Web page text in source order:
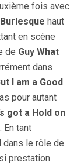
fois avec
Burlesque haut
en scène
de Guy What
dans
I am a Good
pour autant
got a Hold on
En tant
dans le rôle de
prestation